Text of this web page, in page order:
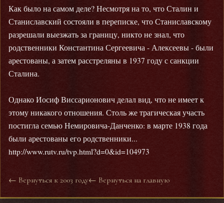
Как было на самом деле? Несмотря на то, что Сталин и
Станиславский состояли в переписке, что Станиславскому
разрешали выезжать за границу, никто не знал, что
родственники Константина Сергеевича - Алексеевы - были
арестованы, а затем расстреляны в 1937 году с санкции
Сталина.
Однако Иосиф Виссарионович делал вид, что не имеет к
этому никакого отношения. Столь же трагическая участь
постигла семью Немировича-Данченко: в марте 1938 года
были арестованы его родственники...
http://www.rutv.ru/tvp.html?d=0&id=104973
← Вернуться к 2003 году← Вернуться на главную